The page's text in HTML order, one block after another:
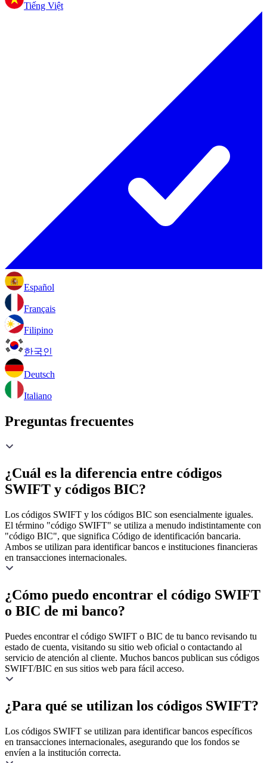
Tiếng Việt
Español
Français
Filipino
한국인
Deutsch
Italiano
Preguntas frecuentes
¿Cuál es la diferencia entre códigos
SWIFT y códigos BIC?
Los códigos SWIFT y los códigos BIC son esencialmente iguales.
El término "código SWIFT" se utiliza a menudo indistintamente con
"código BIC", que significa Código de identificación bancaria.
Ambos se utilizan para identificar bancos e instituciones financieras
en transacciones internacionales.
¿Cómo puedo encontrar el código SWIFT
o BIC de mi banco?
Puedes encontrar el código SWIFT o BIC de tu banco revisando tu
estado de cuenta, visitando su sitio web oficial o contactando al
servicio de atención al cliente. Muchos bancos publican sus códigos
SWIFT/BIC en sus sitios web para fácil acceso.
¿Para qué se utilizan los códigos SWIFT?
Los códigos SWIFT se utilizan para identificar bancos específicos
en transacciones internacionales, asegurando que los fondos se
envíen a la institución correcta.